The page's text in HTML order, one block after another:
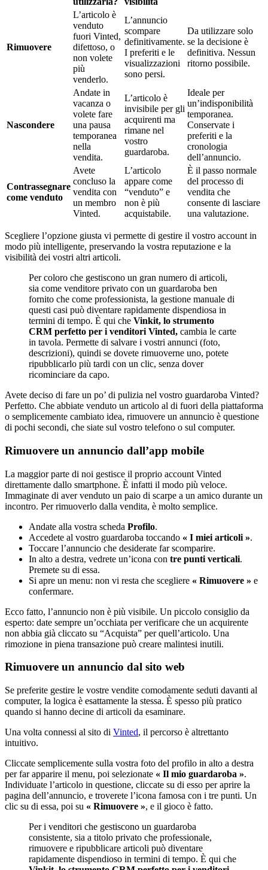
Rimuovere
L’articolo è
venduto
fuori Vinted,
difettoso, o
non volete
più
venderlo.
L’annuncio
scompare
definitivamente.
I preferiti e le
visualizzazioni
sono persi.
Da utilizzare solo
se la decisione è
definitiva. Nessun
ritorno possibile.
Nascondere
Andate in
vacanza o
volete fare
una pausa
temporanea
nella
vendita.
L’articolo è
invisibile per gli
acquirenti ma
rimane nel
vostro
guardaroba.
Ideale per
un’indisponibilità
temporanea.
Conservate i
preferiti e la
cronologia
dell’annuncio.
Contrassegnare
come venduto
Avete
concluso la
vendita con
un membro
Vinted.
L’articolo
appare come
“venduto” e
non è più
acquistabile.
È il passo normale
del processo di
vendita che
consente di lasciare
una valutazione.
Scegliere l’opzione giusta vi permette di gestire il vostro account in
modo più intelligente, preservando la vostra reputazione e la
visibilità dei vostri altri articoli.
Per coloro che gestiscono un gran numero di articoli,
sia come venditore privato con un guardaroba ben
fornito che come professionista, la gestione manuale di
questi casi può diventare rapidamente dispendiosa in
termini di tempo. È qui che Vinkit, lo strumento
CRM perfetto per i venditori Vinted, cambia le carte
in tavola. Permette di salvare i vostri annunci (foto,
descrizioni), quindi se dovete rimuoverne uno, potete
ripubblicarlo più tardi con un clic, senza dover
ricominciare da capo.
Avete deciso di fare un po’ di pulizia nel vostro guardaroba Vinted?
Perfetto. Che abbiate venduto un articolo al di fuori della piattaforma
o semplicemente cambiato idea, rimuovere un annuncio è questione
di pochi secondi, che siate sul vostro telefono o sul computer.
Rimuovere un annuncio dall’app mobile
La maggior parte di noi gestisce il proprio account Vinted
direttamente dallo smartphone. È infatti il modo più veloce.
Immaginate di aver venduto un paio di scarpe a un amico durante un
incontro. Per rimuoverlo dalla vendita, è molto semplice.
Andate alla vostra scheda Profilo.
Accedete al vostro guardaroba toccando « I miei articoli ».
Toccare l’annuncio che desiderate far scomparire.
In alto a destra, vedrete un’icona con tre punti verticali.
Premete su di essa.
Si apre un menu: non vi resta che scegliere « Rimuovere » e
confermare.
Ecco fatto, l’annuncio non è più visibile. Un piccolo consiglio da
esperto: date sempre un’occhiata per verificare che un acquirente
non abbia già cliccato su “Acquista” per quell’articolo. Una
rimozione in piena transazione può creare malintesi inutili.
Rimuovere un annuncio dal sito web
Se preferite gestire le vostre vendite comodamente seduti davanti al
computer, la logica è esattamente la stessa. È spesso più pratico
quando si hanno decine di articoli da esaminare.
Una volta connessi al sito di Vinted, il percorso è altrettanto
intuitivo.
Cliccate semplicemente sulla vostra foto del profilo in alto a destra
per far apparire il menu, poi selezionate « Il mio guardaroba ».
Individuate l’articolo in questione, cliccate su di esso per aprire la
pagina dell’annuncio, e troverete l’icona famosa con i tre punti. Un
clic su di essa, poi su « Rimuovere », e il gioco è fatto.
Per i venditori che gestiscono un guardaroba
consistente, sia a titolo privato che professionale,
rimuovere e ripubblicare articoli può diventare
rapidamente dispendioso in termini di tempo. È qui che